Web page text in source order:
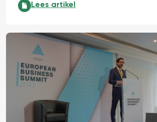
Het begint bij een persoonlijke
Lees artikel